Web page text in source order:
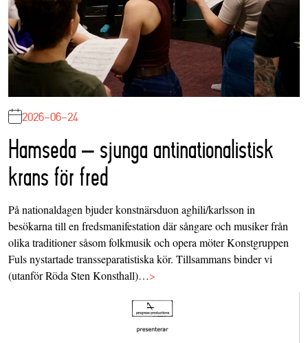
2026-06-24
Hamseda – sjunga antinationalistisk
krans för fred
På nationaldagen bjuder konstnärsduon aghili/karlsson in
besökarna till en fredsmanifestation där sångare och musiker från
olika traditioner såsom folkmusik och opera möter Konstgruppen
Fuls nystartade transseparatistiska kör. Tillsammans binder vi
(utanför Röda Sten Konsthall)…>